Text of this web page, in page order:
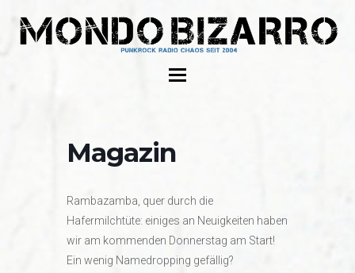
Magazin
Rambazamba, quer durch die
Hafermilchtüte: einiges an Neuigkeiten haben
wir am kommenden Donnerstag am Start!
Ein wenig Namedropping gefällig?